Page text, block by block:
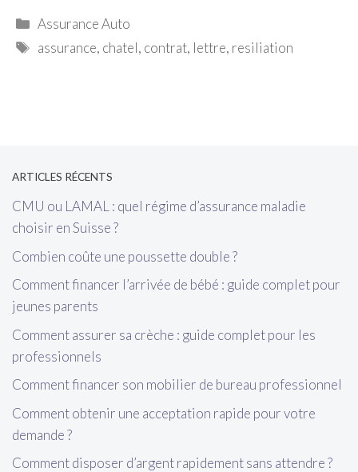
Catégories
Assurance Auto
Étiquettes
assurance, chatel, contrat, lettre, resiliation
ARTICLES RÉCENTS
CMU ou LAMAL : quel régime d’assurance maladie
choisir en Suisse ?
Combien coûte une poussette double ?
Comment financer l’arrivée de bébé : guide complet pour
jeunes parents
Comment assurer sa crèche : guide complet pour les
professionnels
Comment financer son mobilier de bureau professionnel
Comment obtenir une acceptation rapide pour votre
demande ?
Comment disposer d’argent rapidement sans attendre ?